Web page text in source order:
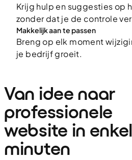
Krijg hulp en suggesties op
zonder dat je de controle
Makkelijk aan te passen
Breng op elk moment
je bedrijf groeit.
Van idee naar
professionele
website in
minuten